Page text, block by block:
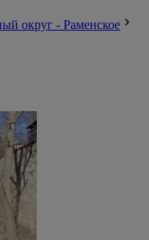
округ - Раменское